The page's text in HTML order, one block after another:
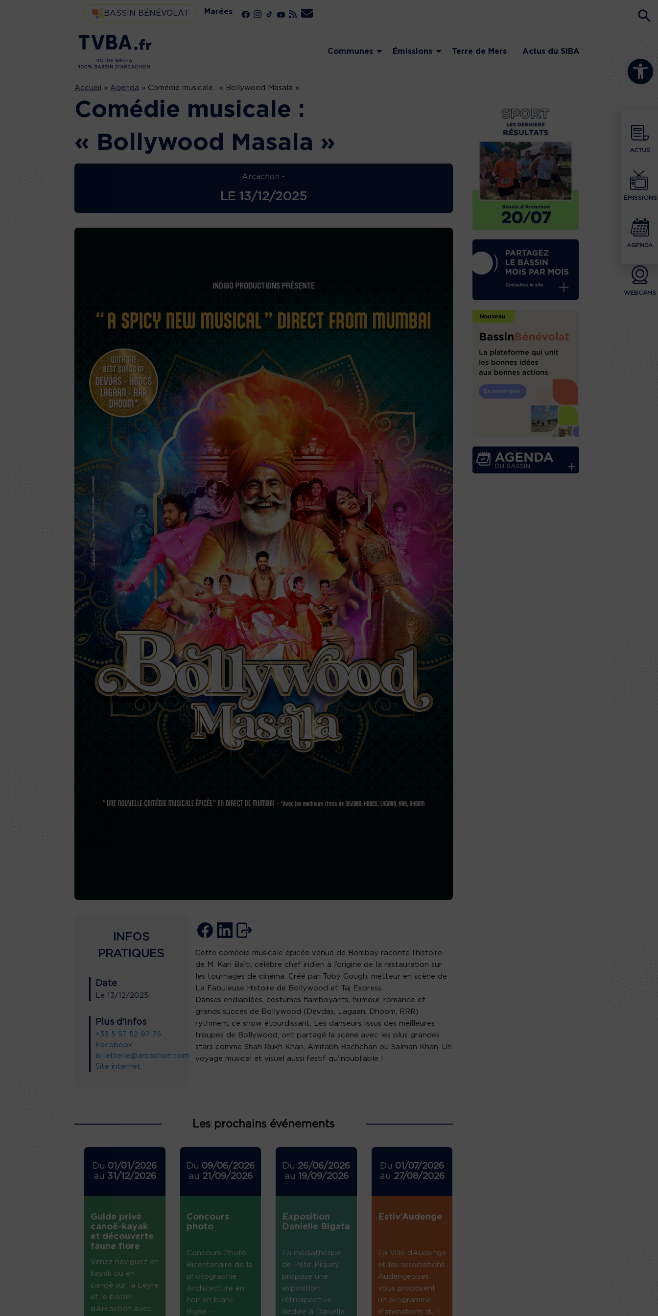
Ouvrir la
ACTUS
ÉMISSIONS
AGENDA
WEBCAMS
BASSIN BÉNÉVOLAT Marées
Communes Émissions Terre de Mers Actus du SIBA
Accueil » Agenda » Comédie musicale : « Bollywood Masala »
Comédie musicale :
« Bollywood Masala »
Arcachon -
LE13/12/2025
INFOS
PRATIQUES
Date
Le 13/12/2025
Plus d'infos
+33 5 57 52 97 75
Facebook
billetterie@arcachon.com
Site internet
Cette comédie musicale épicée venue de Bombay raconte l’histoire
de M. Kari Balti, célèbre chef indien à l’origine de la restauration sur
les tournages de cinéma. Créé par Toby Gough, metteur en scène de
La Fabuleuse Histoire de Bollywood et Taj Express.
Danses endiablées, costumes flamboyants, humour, romance et
grands succès de Bollywood (Devdas, Lagaan, Dhoom, RRR)
rythment ce show étourdissant. Les danseurs, issus des meilleures
troupes de Bollywood, ont partagé la scène avec les plus grandes
stars comme Shah Rukh Khan, Amitabh Bachchan ou Salman Khan. Un
voyage musical et visuel aussi festif qu’inoubliable !
Les prochains événements
Du 01/01/2026
au 31/12/2026
Guide privé
canoë-kayak
et découverte
faune flore
Venez naviguez en
kayak ou en
canoë sur la Leyre
et le bassin
d’Arcachon avec
Du 09/06/2026
au 21/09/2026
Concours
photo
Concours Photo
Bicentenaire de la
photographie
Architecture en
noir en blanc
(ligne –
Du 26/06/2026
au 19/09/2026
Exposition
Danielle Bigata
La médiathèque
de Petit Piquey
propose une
exposition
rétrospective
dédiée à Danielle
Du 01/07/2026
au 27/08/2026
Estiv’Audenge
La Ville d’Audenge
et les associations
Audengeoises
vous proposent
un programme
d’animations du 1